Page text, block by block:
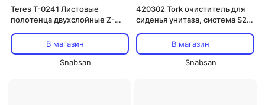
Teres T-0241 Листовые
полотенца двухслойные Z-
В магазин
Snabsan
420302 Tork очиститель для
сиденья унитаза, система S2,
В магазин
Snabsan